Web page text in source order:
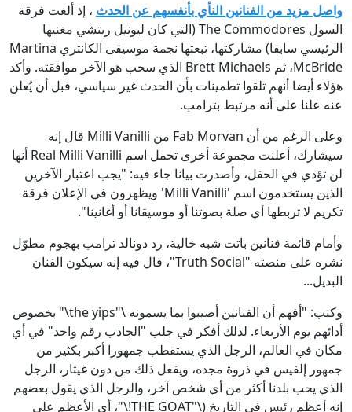
واصل مزيد من الفنانين النأي بأنفسهم عن الحدث ، إذ ألغت فرقة
السول The Commodores (التي كان ليونيل ريتشي مغنيها
الرئيسي سابقا) مشاركتها، تبعتها نجمة موسيقى الكانتري Martina
McBride، ثم Brett Michaels الذي سحب هو الآخر موافقته. وأكد
هؤلاء أيضا أنهم تلقوا تطمينات بأن الحدث غير سياسي، قبل أن يُعلن
عنه علنا على أنه مرتبط بترامب.
وعلى الرغم من أن Fab Morvan من Milli Vanilli قال إنه
سيشارك، أعلنت مجموعة أخرى تحمل اسم Real Milli Vanilli أنها
لن تؤدي في الحفل، وأصدرت بيانا جاء فيه: "يجب اعتبار الآخرين
الذين يستخدمون اسم 'Milli Vanilli' ويظهرون في الإعلان فرقة
تكريم لا تربطها أي صلة بصوتنا أو موسيقانا أو أغانينا".
وأمام قائمة فنانين باتت شبه خالية، رد دونالد ترامب بهجوم مطوّل
نشره على منصته "Truth Social"، قال فيه إنه سيكون الفنان
البديل...
وكتب: "أفهم أن الفنانين أصيبوا بما يسمونه \"the yips\" بخصوص
أدائهم يوم الأربعاء. لذلك أفكر في جلب "الجاذب رقم واحد" في أي
مكان في العالم، الرجل الذي يستقطب جمهورا أكبر بكثير من
جمهور إلفيس في ذروة مجده، ويفعل ذلك من دون غيتار، الرجل
الذي يحب بلدنا أكثر من أي شخص آخر، والرجل الذي يقول بعضهم
إنه أعظم رئيس في التاريخ (\"THE GOAT!\"، أي الأعظم على